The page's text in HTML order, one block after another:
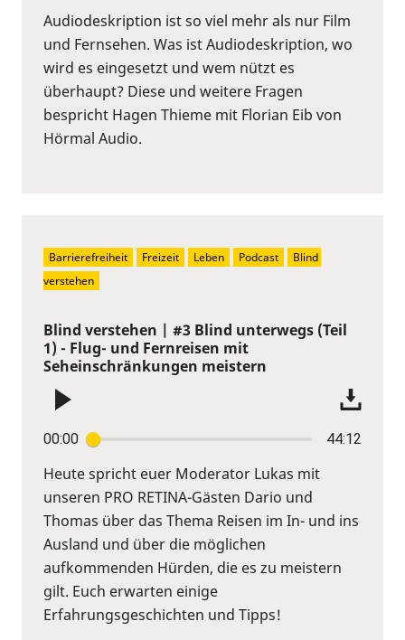
Audiodeskription ist so viel mehr als nur Film
und Fernsehen. Was ist Audiodeskription, wo
wird es eingesetzt und wem nützt es
überhaupt? Diese und weitere Fragen
bespricht Hagen Thieme mit Florian Eib von
Hörmal Audio.
Blind verstehen | #3 Blind unterwegs (Teil
1) - Flug- und Fernreisen mit
Seheinschränkungen meistern
00:00 44:12
Heute spricht euer Moderator Lukas mit
unseren PRO RETINA-Gästen Dario und
Thomas über das Thema Reisen im In- und ins
Ausland und über die möglichen
aufkommenden Hürden, die es zu meistern
gilt. Euch erwarten einige
Erfahrungsgeschichten und Tipps!
Barrierefreiheit Freizeit Leben Podcast
Blind
verstehen